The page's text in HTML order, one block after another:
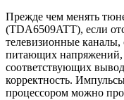
Прежде чем менять
(TDA6509ATT), если
телевизионные каналы,
питающих напряжений,
соответствующих
корректность.
процессором можно